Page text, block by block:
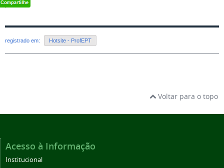
registrado em: Hotsite - ProfEPT
Voltar para o topo
Acesso à Informação
Institucional